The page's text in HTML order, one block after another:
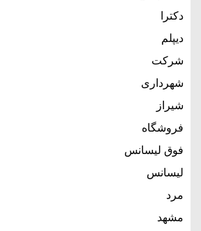
دکترا
دیپلم
شرکت
شهرداری
شیراز
فروشگاه
فوق لیسانس
لیسانس
مرد
مشهد